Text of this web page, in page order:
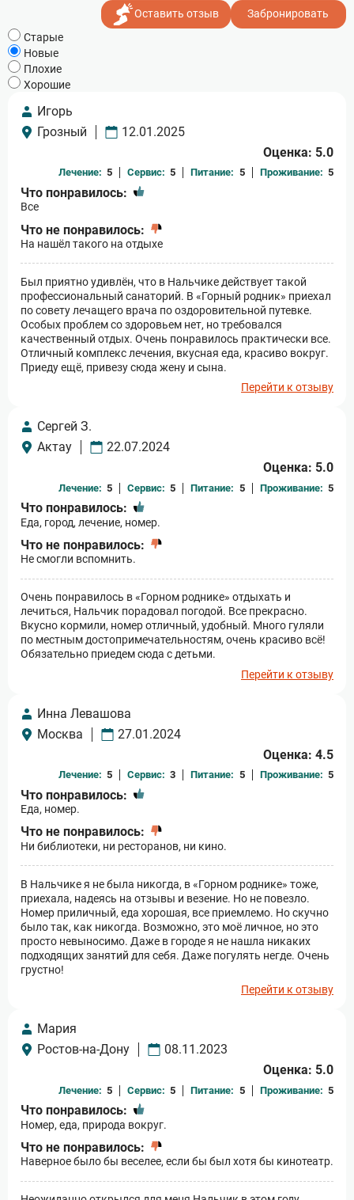
Оставить отзыв
Забронировать
Cтарые
Новые
Плохие
Хорошие
Игорь
Грозный
12.01.2025
Оценка: 5.0
Лечение: 5 Сервис: 5 Питание: 5 Проживание: 5
Что понравилось:
Все
Что не понравилось:
На нашёл такого на отдыхе
Был приятно удивлён, что в Нальчике действует такой
профессиональный санаторий. В «Горный родник» приехал
по совету лечащего врача по оздоровительной путевке.
Особых проблем со здоровьем нет, но требовался
качественный отдых. Очень понравилось практически все.
Отличный комплекс лечения, вкусная еда, красиво вокруг.
Приеду ещё, привезу сюда жену и сына.
Перейти к отзыву
Сергей З.
Актау
22.07.2024
Оценка: 5.0
Лечение: 5 Сервис: 5 Питание: 5 Проживание: 5
Что понравилось:
Еда, город, лечение, номер.
Что не понравилось:
Не смогли вспомнить.
Очень понравилось в «Горном роднике» отдыхать и
лечиться, Нальчик порадовал погодой. Все прекрасно.
Вкусно кормили, номер отличный, удобный. Много гуляли
по местным достопримечательностям, очень красиво всё!
Обязательно приедем сюда с детьми.
Перейти к отзыву
Инна Левашова
Москва
27.01.2024
Оценка: 4.5
Лечение: 5 Сервис: 3 Питание: 5 Проживание: 5
Что понравилось:
Еда, номер.
Что не понравилось:
Ни библиотеки, ни ресторанов, ни кино.
В Нальчике я не была никогда, в «Горном роднике» тоже,
приехала, надеясь на отзывы и везение. Но не повезло.
Номер приличный, еда хорошая, все приемлемо. Но скучно
было так, как никогда. Возможно, это моё личное, но это
просто невыносимо. Даже в городе я не нашла никаких
подходящих занятий для себя. Даже погулять негде. Очень
грустно!
Перейти к отзыву
Мария
Ростов-на-Дону
08.11.2023
Оценка: 5.0
Лечение: 5 Сервис: 5 Питание: 5 Проживание: 5
Что понравилось:
Номер, еда, природа вокруг.
Что не понравилось:
Наверное было бы веселее, если бы был хотя бы кинотеатр.